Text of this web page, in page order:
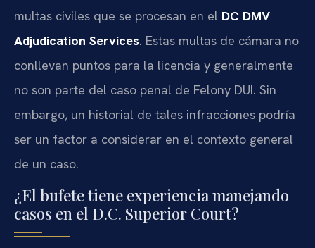
multas civiles que se procesan en el DC DMV
Adjudication Services. Estas multas de cámara no
conllevan puntos para la licencia y generalmente
no son parte del caso penal de Felony DUI. Sin
embargo, un historial de tales infracciones podría
ser un factor a considerar en el contexto general
de un caso.
¿El bufete tiene experiencia manejando
casos en el D.C. Superior Court?